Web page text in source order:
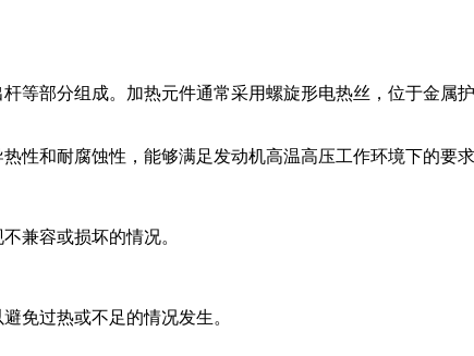
等部分组成。加热元件通常采用螺旋形电热丝，位于金属
性和耐腐蚀性，能够满足发动机高温高压工作环境下的要求
兼容或损坏的情况。
免过热或不足的情况发生。